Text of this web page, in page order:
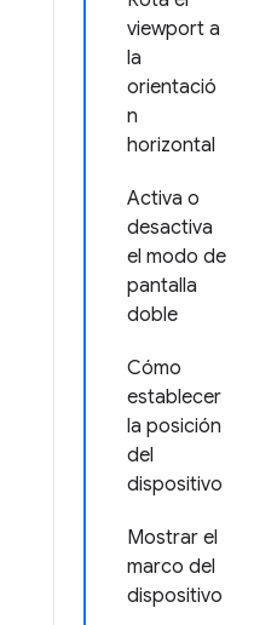
viewport a
la
orientació
n
horizontal
Activa o
desactiva
el modo de
pantalla
doble
Cómo
establecer
la posición
del
dispositivo
Mostrar el
marco del
dispositivo